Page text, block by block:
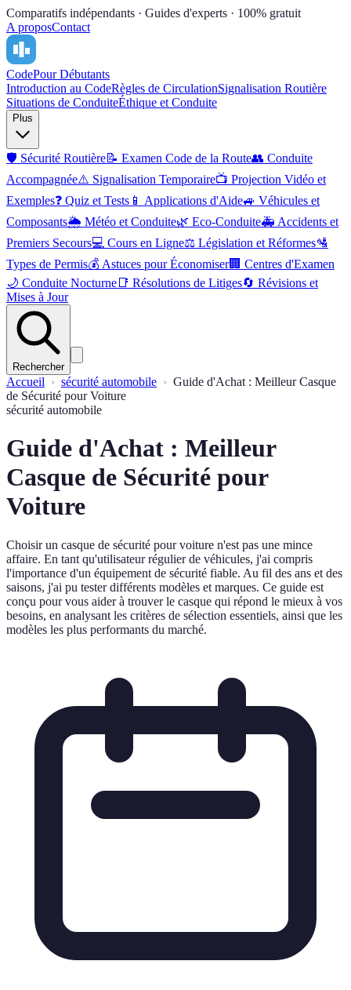
Comparatifs indépendants · Guides d'experts · 100% gratuit
A proposContact
CodePour Débutants
Introduction au CodeRègles de CirculationSignalisation Routière
Situations de ConduiteÉthique et Conduite
Plus
🛡️ Sécurité Routière📝 Examen Code de la Route👥 Conduite
Accompagnée⚠️ Signalisation Temporaire📺 Projection Vidéo et
Exemples❓ Quiz et Tests 📱 Applications d'Aide🚙 Véhicules et
Composants🌦️ Météo et Conduite🌿 Eco-Conduite🚑 Accidents et
Premiers Secours💻 Cours en Ligne⚖️ Législation et Réformes🛂
Types de Permis💰 Astuces pour Économiser🏢 Centres d'Examen
🌙 Conduite Nocturne 📑 Résolutions de Litiges🔄 Révisions et
Mises à Jour
Rechercher
Accueil sécurité automobile
Guide d'Achat : Meilleur Casque
de Sécurité pour Voiture
sécurité automobile
Guide d'Achat : Meilleur
Casque de Sécurité pour
Voiture
Choisir un casque de sécurité pour voiture n'est pas une mince
affaire. En tant qu'utilisateur régulier de véhicules, j'ai compris
l'importance d'un équipement de sécurité fiable. Au fil des ans et des
saisons, j'ai pu tester différents modèles et marques. Ce guide est
conçu pour vous aider à trouver le casque qui répond le mieux à vos
besoins, en analysant les critères de sélection essentiels, ainsi que les
modèles les plus performants du marché.